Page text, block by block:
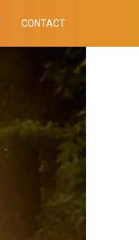
CONTACT